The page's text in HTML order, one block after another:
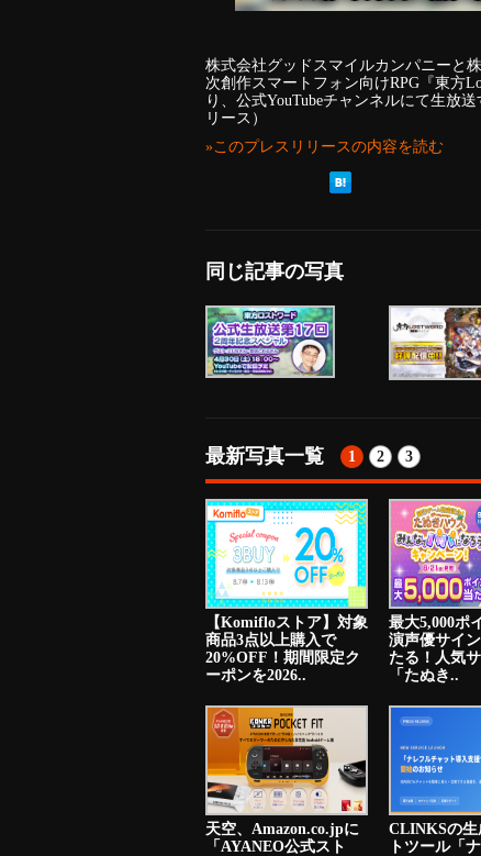
株式会社グッドスマイルカンパニーと
次創作スマートフォン向けRPG『東方
り、公式YouTubeチャンネルにて生放
リース）
»このプレスリリースの内容を読む
同じ記事の写真
最新写真一覧 1 2 3
【Komifloストア】対象
商品3点以上購入で
20%OFF！期間限定ク
ーポンを2026..
最大5,000ポ
演声優サイ
たる！人気
「たぬき..
天空、Amazon.co.jpに
「AYANEO公式スト
CLINKSの
トツール「